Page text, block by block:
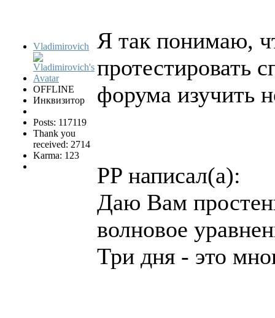
Vladimirovich
OFFLINE
Инквизитор
Posts: 117119
Thank you
received: 2714
Karma: 123
Я так понимаю,
протестировать
форума изучить
PP написал(а):
Даю Вам
волновое
Три дня - это